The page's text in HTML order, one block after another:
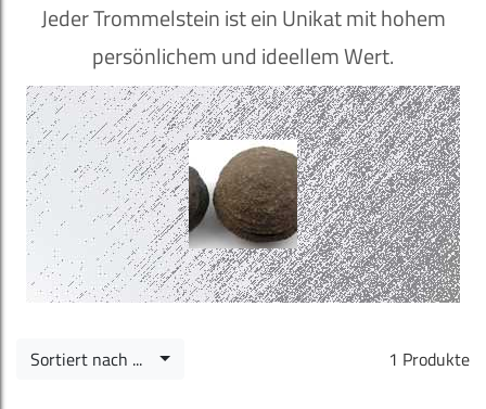
Jeder Trommelstein ist ein Unikat mit hohem
persönlichem und ideellem Wert.
1 Produkte
Sortiert nach ...